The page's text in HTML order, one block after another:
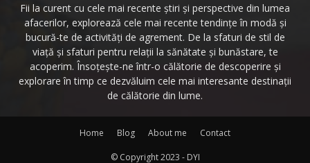
Fii la curent cu cele mai recente știri și perspective din lumea
afacerilor, explorează cele mai recente tendințe în modă și
bucură-te de activități de agrement. De la sfaturi de stil de
viață și sfaturi pentru relații la sănătate și bunăstare, te
acoperim. Însoțește-ne într-o călătorie de descoperire și
explorare în timp ce dezvăluim cele mai interesante destinații
de călătorie din lume.
Home Blog About me Contact
© Copyright 2023 - DYI